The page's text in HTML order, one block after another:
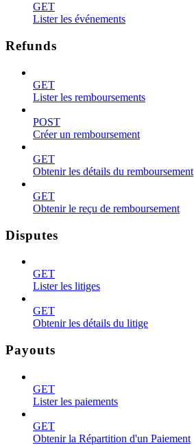
GET
Lister les événements
Refunds
GET
Lister les remboursements
POST
Créer un remboursement
GET
Obtenir les détails du remboursement
GET
Obtenir le reçu de remboursement
Disputes
GET
Lister les litiges
GET
Obtenir les détails du litige
Payouts
GET
Lister les paiements
GET
Obtenir la Répartition d'un Paiement